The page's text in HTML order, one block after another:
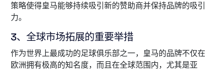
策略使得皇马能够持续吸引新的赞助商并保持品牌的吸引
力。
3、全球市场拓展的重要举措
作为世界上最成功的足球俱乐部之一，皇马的品牌不仅在
欧洲拥有极高的知名度，而且在全球范围内，尤其是亚